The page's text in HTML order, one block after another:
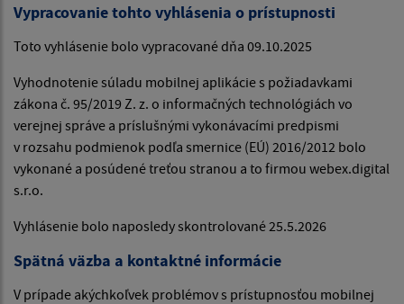
Vypracovanie tohto vyhlásenia o prístupnosti
Toto vyhlásenie bolo vypracované dňa 09.10.2025
Vyhodnotenie súladu mobilnej aplikácie s požiadavkami
zákona č. 95/2019 Z. z. o informačných technológiách vo
verejnej správe a príslušnými vykonávacími predpismi
v rozsahu podmienok podľa smernice (EÚ) 2016/2012 bolo
vykonané a posúdené treťou stranou a to firmou webex.digital
s.r.o.
Vyhlásenie bolo naposledy skontrolované 25.5.2026
Spätná väzba a kontaktné informácie
V prípade akýchkoľvek problémov s prístupnosťou mobilnej